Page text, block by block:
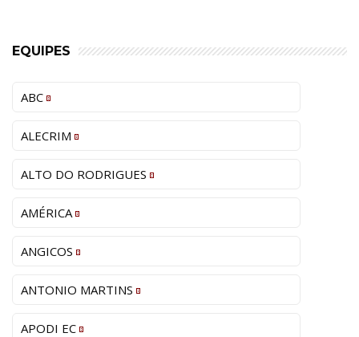
EQUIPES
ABC
ALECRIM
ALTO DO RODRIGUES
AMÉRICA
ANGICOS
ANTONIO MARTINS
APODI EC